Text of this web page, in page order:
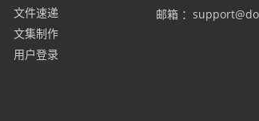
文件速递
文集制作
用户登录
邮箱 ：